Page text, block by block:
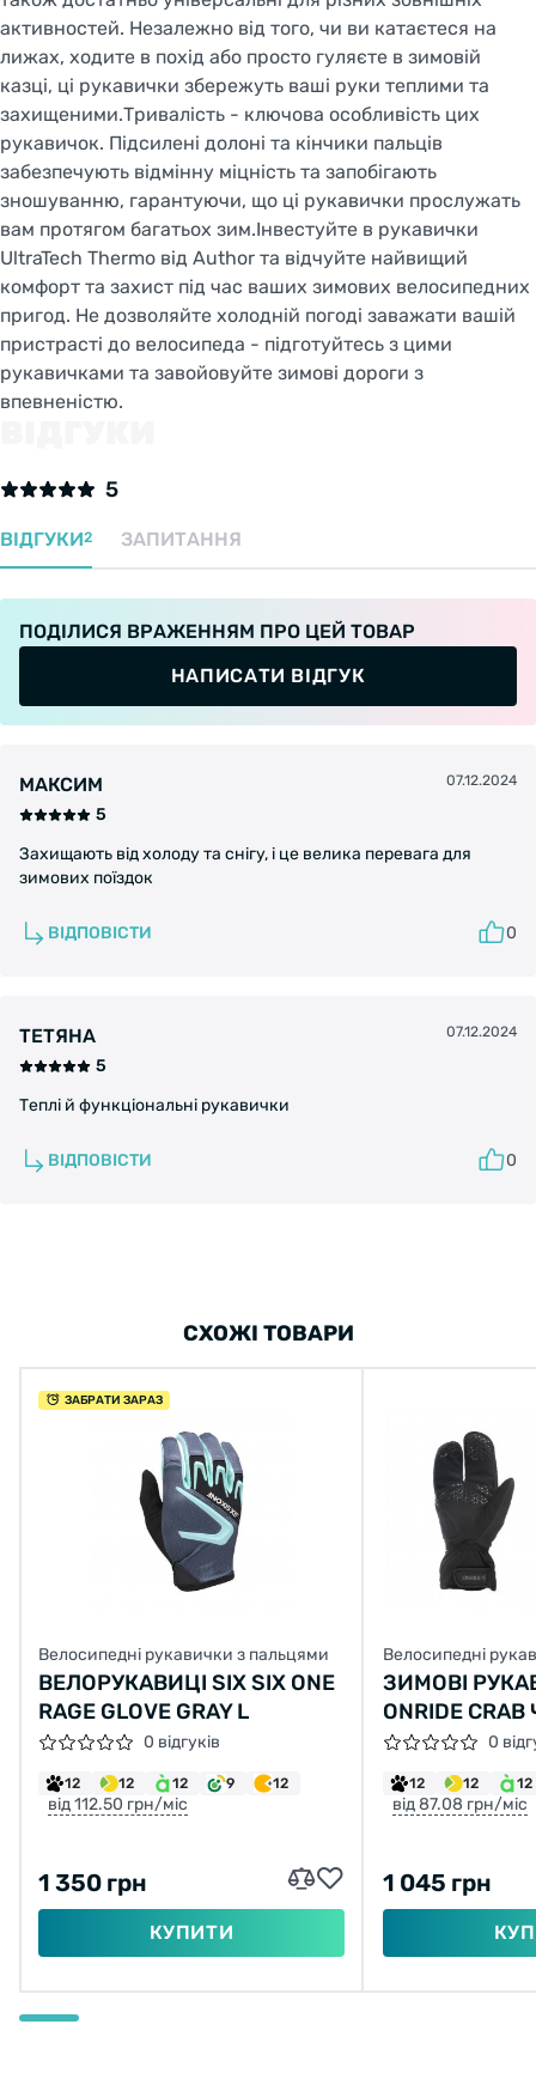
активностей. Незалежно від того, чи ви катаєтеся на
лижах, ходите в похід або просто гуляєте в зимовій
казці, ці рукавички збережуть ваші руки теплими та
захищеними.Тривалість - ключова особливість цих
рукавичок. Підсилені долоні та кінчики пальців
забезпечують відмінну міцність та запобігають
зношуванню, гарантуючи, що ці рукавички прослужать
вам протягом багатьох зим.Інвестуйте в рукавички
UltraTech Thermo від Author та відчуйте найвищий
комфорт та захист під час ваших зимових велосипедних
пригод. Не дозволяйте холодній погоді заважати вашій
пристрасті до велосипеда - підготуйтесь з цими
рукавичками та завойовуйте зимові дороги з
впевненістю.
5
ВІДГУКИ2 ЗАПИТАННЯ
ПОДІЛИСЯ ВРАЖЕННЯМ ПРО ЦЕЙ ТОВАР
НАПИСАТИ ВІДГУК
МАКСИМ
5
07.12.2024
Захищають від холоду та снігу, і це велика перевага для
зимових поїздок
ВІДПОВІСТИ 0
ТЕТЯНА
5
07.12.2024
Теплі й функціональні рукавички
ВІДПОВІСТИ 0
СХОЖІ ТОВАРИ
ЗАБРАТИ ЗАРАЗ
Велосипедні рукавички з пальцями
ВЕЛОРУКАВИЦІ SIX SIX ONE
RAGE GLOVE GRAY L
0 відгуків
12 12 12 9 12
від 112.50 грн/міс
1 350 грн
КУПИТИ
Велосипедні
ЗИМОВІ
ONRIDE
0
12 12 12
від 87.08 грн/міс
1 045 грн
Welcome!
Do you want to switch to the Dutch version of the
site or stay on the Ukrainian version?
SWITCH TO FACEBIKE.NL
STAY ON FACEBIKE.UA